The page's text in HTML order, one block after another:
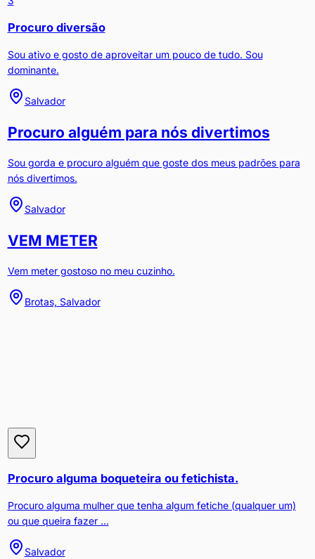
Procuro diversão
Sou ativo e gosto de aproveitar um pouco de tudo. Sou
dominante.
Salvador
Procuro alguém para nós divertimos
Sou gorda e procuro alguém que goste dos meus padrões para
nós divertimos.
Salvador
VEM METER
Vem meter gostoso no meu cuzinho.
Brotas, Salvador
Procuro alguma boqueteira ou fetichista.
Procuro alguma mulher que tenha algum fetiche (qualquer um)
ou que queira fazer ...
Salvador